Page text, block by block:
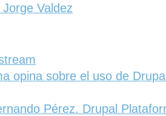
Valdez
opina sobre el uso de
Pérez. Drupal